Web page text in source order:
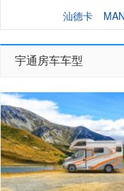
汕德卡
MAN
宇通房车车型